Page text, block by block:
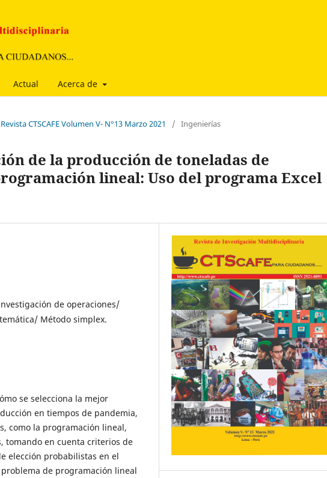
Actual Acerca de
CTSCAFE Volumen V- N°13 Marzo 2021 / Ingenierías
de la producción de toneladas de
lineal: Uso del programa Excel
de operaciones/
Método simplex.
se selecciona la mejor
en tiempos de pandemia,
como la programación lineal,
tomando en cuenta criterios de
probabilistas en el
de programación lineal